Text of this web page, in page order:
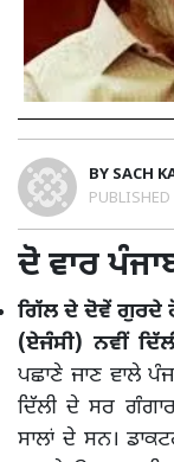
BY SACH
PUBLISHED
ਦੋ ਵਾਰ
ਗਿੱਲ ਦੇ ਦੋਵੇਂ ਗੁਰਦੇ
(ਏਜੰਸੀ) ਨਵੀਂ
ਪਛਾਣੇ ਜਾਣ ਵਾਲੇ
ਦਿੱਲੀ ਦੇ ਸਰ
ਸਾਲਾਂ ਦੇ ਸਨ।